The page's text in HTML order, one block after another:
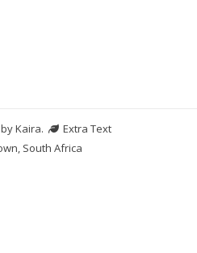
Kaira.
Extra Text
South Africa